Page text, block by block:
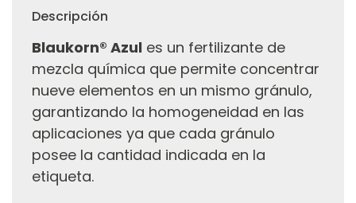
Descripción
Blaukorn® Azul es un fertilizante de
mezcla química que permite concentrar
nueve elementos en un mismo gránulo,
garantizando la homogeneidad en las
aplicaciones ya que cada gránulo
posee la cantidad indicada en la
etiqueta.